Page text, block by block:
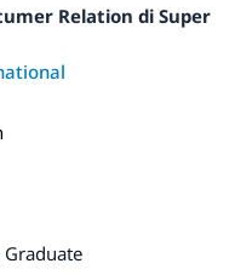
Relation di Super